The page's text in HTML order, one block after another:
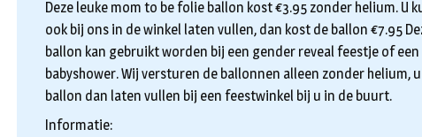
Deze leuke mom to be folie ballon kost €3.95 zonder helium. U
ook bij ons in de winkel laten vullen, dan kost de ballon €7.95
ballon kan gebruikt worden bij een gender reveal feestje of een
babyshower. Wij versturen de ballonnen alleen zonder helium,
ballon dan laten vullen bij een feestwinkel bij u in de buurt.
Informatie: